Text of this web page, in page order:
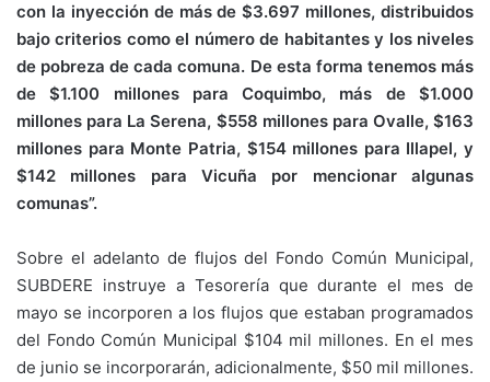
con la inyección de más de $3.697 millones, distribuidos
bajo criterios como el número de habitantes y los niveles
de pobreza de cada comuna. De esta forma tenemos más
de $1.100 millones para Coquimbo, más de $1.000
millones para La Serena, $558 millones para Ovalle, $163
millones para Monte Patria, $154 millones para Illapel, y
$142 millones para Vicuña por mencionar algunas
comunas”.
Sobre el adelanto de flujos del Fondo Común Municipal,
SUBDERE instruye a Tesorería que durante el mes de
mayo se incorporen a los flujos que estaban programados
del Fondo Común Municipal $104 mil millones. En el mes
de junio se incorporarán, adicionalmente, $50 mil millones.